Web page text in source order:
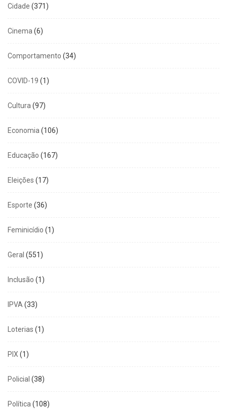
Cidade (371)
Cinema(6)
Comportamento (34)
COVID-19 (1)
Cultura(97)
Economia(106)
Educação (167)
Eleições (17)
Esporte (36)
Feminicídio (1)
Geral (551)
Inclusão (1)
IPVA(33)
Loterias (1)
PIX (1)
Policial (38)
Política(108)